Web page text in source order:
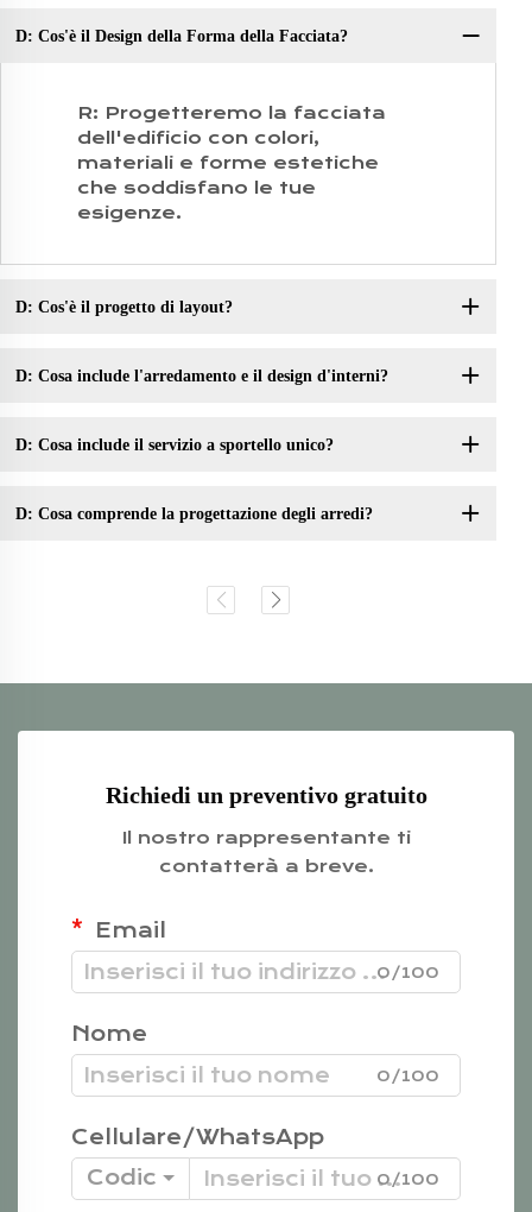
D: Cos'è il Design della Forma della Facciata?
R: Progetteremo la facciata
dell'edificio con colori,
materiali e forme estetiche
che soddisfano le tue
esigenze.
D: Cos'è il progetto di layout?
D: Cosa include l'arredamento e il design d'interni?
D: Cosa include il servizio a sportello unico?
D: Cosa comprende la progettazione degli arredi?
Richiedi un preventivo gratuito
Il nostro rappresentante ti
contatterà a breve.
Email
0/100
Nome
0/100
Cellulare/WhatsApp
Codice
0/100